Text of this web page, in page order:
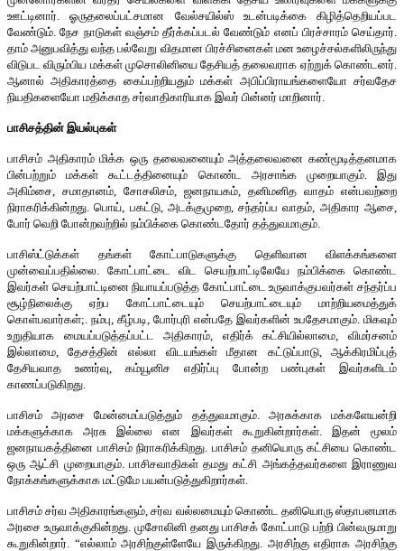
ஊட்டினார். ஓருதலைப்பட்சமான வேல்சயில்ஸ் உடன்படிக்கை கிழித்தெறியப்பட
வேண்டும். நேச நாடுகள் வஞ்சம் தீர்க்கப்படல் வேண்டும் எனப் பிரச்சாரம் செய்தார்.
தாம் அனுபவித்து வந்த பல்வேறு விதமான பிரச்சினைகள் மன உழைச்சல்களிலிருந்து
விடுபட விரும்பிய மக்கள் முசொலினியை தேசியத் தலைவராக ஏற்றுக் கொண்டனர்.
ஆனால் அதிகாரத்தை கைப்பற்றியதும் மக்கள் அபிப்பிராயங்களையோ சர்வதேச
நியதிகளையோ மதிக்காத சர்வாதிகாரியாக இவர் பின்னர் மாறினார்.
பாசிசத்தின் இயல்புகள்
பாசிசம் அதிகாரம் மிக்க ஒரு தலைவனையும் அத்தலைவனை கண்மூடித்தனமாக
பின்பற்றும் மக்கள் கூட்டத்தினையும் கொண்ட அரசாங்க முறையாகும். இது
அகிம்சை, சமாதானம், சோசலிசம், ஜனநாயகம், தனிமனித வாதம் என்பவற்றை
நிராகரிக்கின்றது. பொய், பகட்டு, அடக்குமுறை, சந்தர்ப்ப வாதம், அதிகார ஆசை,
போர் வெறி போன்றவற்றில் நம்பிக்கை கொண்டதோர் தத்துவமாகும்.
பாசிஸ்ட்டுக்கள் தங்கள் கோட்பாடுகளுக்கு தெளிவான விளக்கங்களை
முன்வைப்பதில்லை. கோட்பாட்டை விட செயற்பாட்டிலேயே நம்பிக்கை கொண்ட
இவர்கள் செயற்பாட்டினை நியாயப்படுத்த கோட்பாட்டை உருவாக்குபவர்கள் சந்தர்ப்ப
சூழ்நிலைக்கு ஏற்ப கோட்பாட்டையும் செயற்பாட்டையும் மாற்றியமைத்துக்
கொள்பவார்கள்;. நம்பு, கீழ்படி, போர்புரி என்பதே இவர்களின் உபதேசமாகும். மிகவும்
உறுதியாக மையப்படுத்தப்பட்ட அதிகாரம், எதிர்க் கட்சியில்லாமை, விமர்சனம்
இல்லாமை, தேசத்தின் எல்லா விடயங்கள் மீதான கட்டுப்பாடு, ஆக்கிரமிப்புத்
தேசியவாத உணர்வு, கம்யூனிச எதிர்ப்பு போன்ற பண்புகள் இவர்களிடம்
காணப்படுகிறது.
பாசிசம் அரசை மேன்மைப்படுத்தும் தத்துவமாகும். அரசுக்காக மக்களேயன்றி
மக்களுக்காக அரசு இல்லை என இவர்கள் கூறுகின்றார்கள். இதன் மூலம்
ஜனநாயகத்தினை பாசிசம் நிராகரிக்கிறது. பாசிசம் தனியொரு கட்சியை கொண்ட
ஒரு ஆட்சி முறையாகும். பாசிசவாதிகள் தமது கட்சி அங்கத்தவர்களை இராணுவ
நோக்கங்களுக்காக மட்டுமே பயன்படுத்துகிறார்கள்.
பாசிசம் சர்வ அதிகாரங்களும், சர்வ வல்லமையும் கொண்ட தனியொரு ஸ்தாபனமாக
அரசை உருவாக்குகின்றது. முசோலினி தனது பாசிசக் கோட்பாடு பற்றி பின்வருமாறு
கூறுகின்றார். “எல்லாம் அரசிற்குள்ளேயே இருக்கிறது. அரசிற்கு எதிராக அரசிற்கு